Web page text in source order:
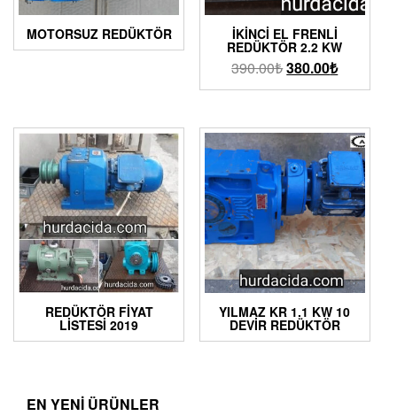
MOTORSUZ REDÜKTÖR İKINCI EL FRENLI
REDÜKTÖR 2.2 KW
390.00₺380.00₺
REDÜKTÖR FIYAT
LISTESI 2019
YILMAZ KR 1.1 KW 10
DEVIR REDÜKTÖR
EN YENI ÜRÜNLER